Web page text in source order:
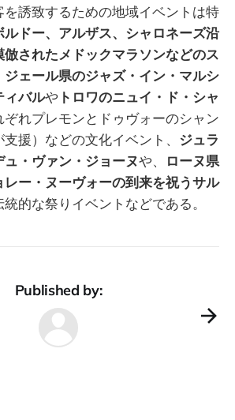
を誘致するための地域イベントは特
ルドー、アルザス、シャロネーズ沿
されたメドックマラソンなどのス
ジェール県のジャズ・イン・マルシ
ィバルや トロワのニュイ・ド・シャ
ぞれプレモンとドゥヴォーのシャン
援）などの文化イベント、 ジュラ
・ヴァン・ジョーヌや、
ローヌ県
ー・ヌーヴォーの到来を祝うサル
的な祭りイベントなどである。
Published by: